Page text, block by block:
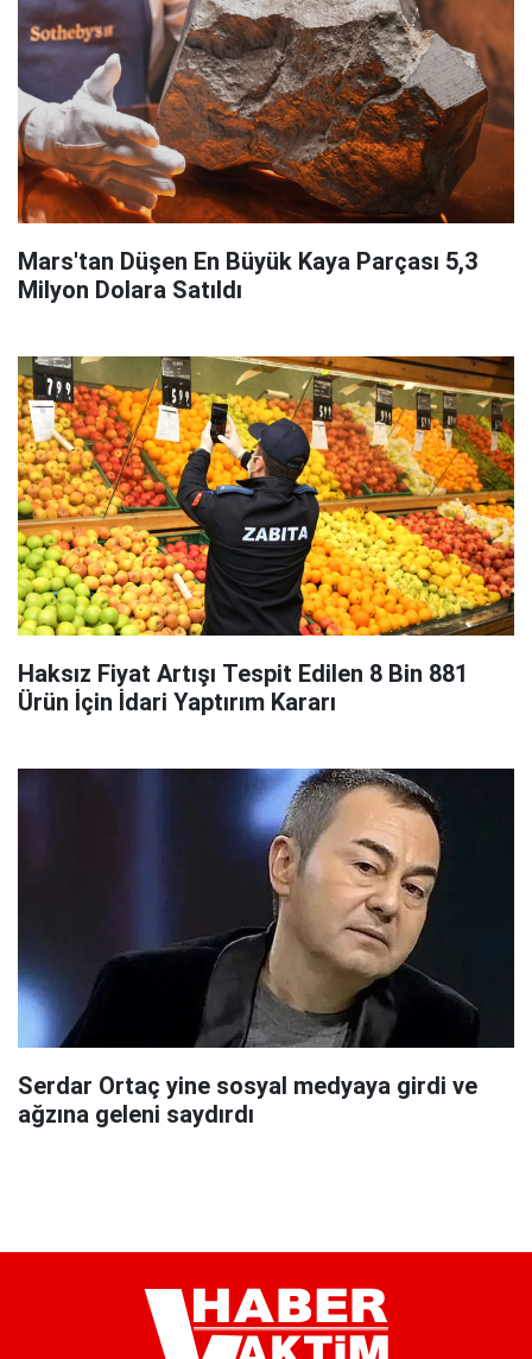
Mars'tan Düşen En Büyük Kaya Parçası 5,3
Milyon Dolara Satıldı
Haksız Fiyat Artışı Tespit Edilen 8 Bin 881
Ürün İçin İdari Yaptırım Kararı
Serdar Ortaç yine sosyal medyaya girdi ve
ağzına geleni saydırdı